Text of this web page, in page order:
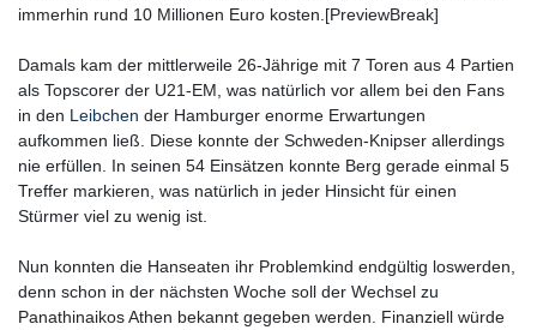
immerhin rund 10 Millionen Euro kosten.[PreviewBreak]
Damals kam der mittlerweile 26-Jährige mit 7 Toren aus 4 Partien
als Topscorer der U21-EM, was natürlich vor allem bei den Fans
in den Leibchen der Hamburger enorme Erwartungen
aufkommen ließ. Diese konnte der Schweden-Knipser allerdings
nie erfüllen. In seinen 54 Einsätzen konnte Berg gerade einmal 5
Treffer markieren, was natürlich in jeder Hinsicht für einen
Stürmer viel zu wenig ist.
Nun konnten die Hanseaten ihr Problemkind endgültig loswerden,
denn schon in der nächsten Woche soll der Wechsel zu
Panathinaikos Athen bekannt gegeben werden. Finanziell würde